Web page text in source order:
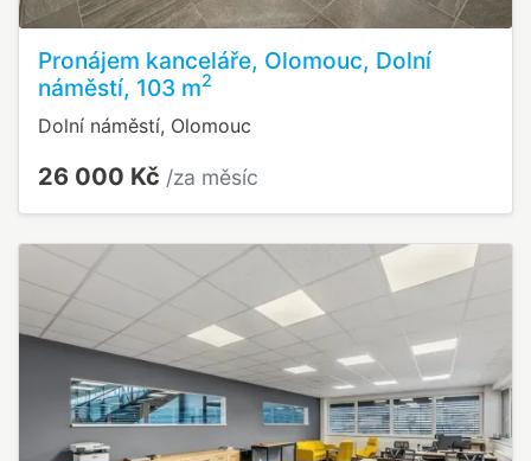
Pronájem kanceláře, Olomouc, Dolní
náměstí, 103 m2
Dolní náměstí, Olomouc
26 000 Kč /za měsíc